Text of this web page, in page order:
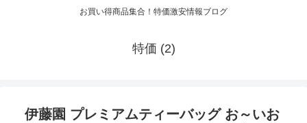
お買い得商品集合！特価激安情報ブログ
特価 (2)
伊藤園 プレミアムティーバッグ お～いお